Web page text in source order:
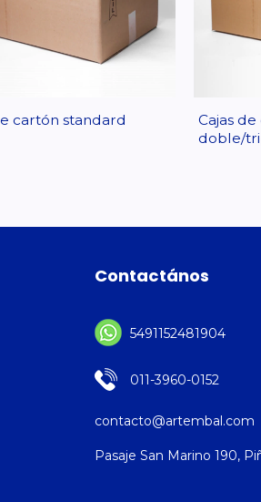
cartón standard
Cajas
doble/
Contactános
5491152481904
011-3960-0152
contacto@artembal.com
Pasaje San Marino 190,